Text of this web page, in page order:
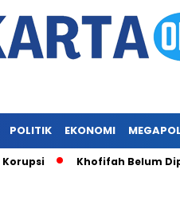
POLITIK EKONOMI
Khofifah Belum Diperiksa,